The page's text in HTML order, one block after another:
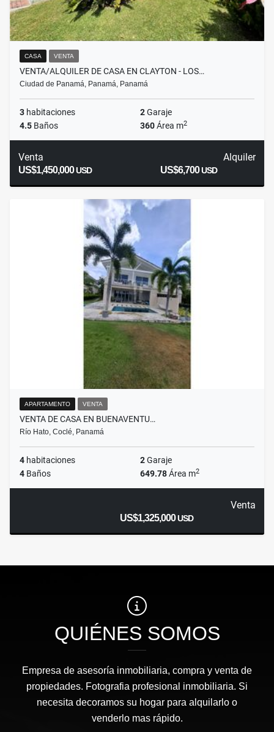
CASA VENTA
VENTA/ALQUILER DE CASA EN CLAYTON - LOS…
Ciudad de Panamá, Panamá, Panamá
3 habitaciones 2Garaje
4.5 Baños 360Área m2
Venta
US$1,450,000USD
Alquiler
US$6,700USD
APARTAMENTO VENTA
VENTA DE CASA EN BUENAVENTU…
Río Hato, Coclé, Panamá
4 habitaciones 2Garaje
4 Baños 649.78Área m2
Venta
US$1,325,000USD
QUIÉNES SOMOS
Empresa de asesoría inmobiliaria, compra y venta de
propiedades. Fotografia profesional inmobiliaria. Si
necesita decoramos su hogar para alquilarlo o
venderlo mas rápido.